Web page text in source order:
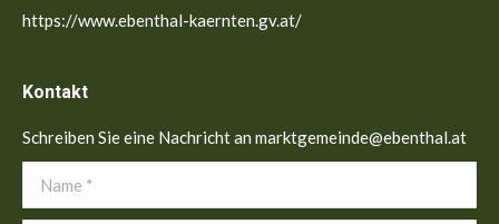
https://www.ebenthal-kaernten.gv.at/
Kontakt
Schreiben Sie eine Nachricht an marktgemeinde@ebenthal.at
Name *